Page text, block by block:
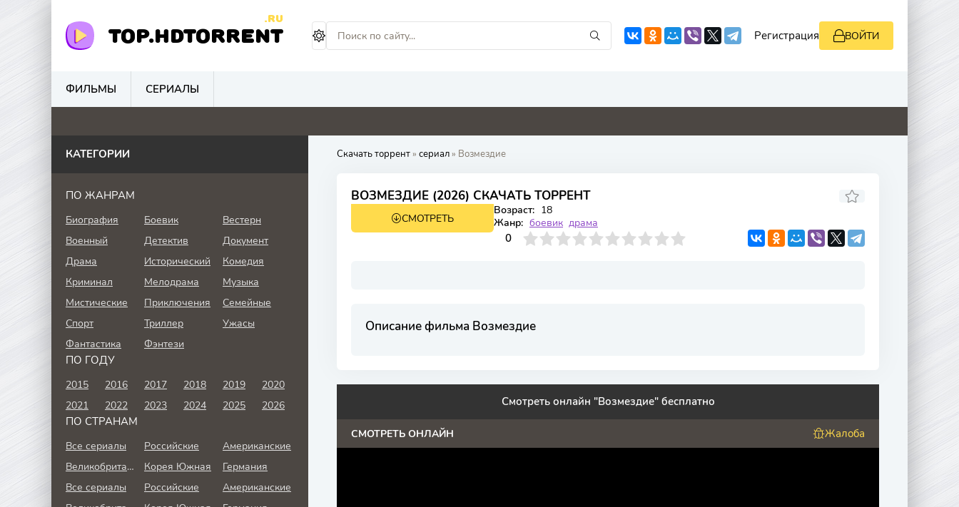
TOP.HDTORRENT
.RU
Регистрация ВОЙТИ
ФИЛЬМЫ СЕРИАЛЫ
0 3.4 0 0 0 4.1 4.8 5.2 0 5.1 0
Скачать торрент» сериал» Возмездие
ВОЗМЕЗДИЕ (2026) СКАЧАТЬ ТОРРЕНТ
1 сезон 7 серияСМОТРЕТЬ
Возраст: 18
Жанр: боевик драма
0
4 6 7 8 9 10
Описание фильма Возмездие
Смотреть онлайн "Возмездие" бесплатно
СМОТРЕТЬ ОНЛАЙН Жалоба
КАТЕГОРИИ
ПО ЖАНРАМ
Биография Боевик
Вестерн
Военный
Детектив
Документ
Драма
Исторический
Комедия
Криминал
Мелодрама
Музыка
Мистические
Приключения
Семейные
Спорт
Триллер
Ужасы
Фантастика
Фэнтези
ПО ГОДУ
2015 2016 2017 2018 2019
2020
2021
2022 2023 2024 2025 2026
ПО СТРАНАМ
Все сериалы Российские
Американские
Великобритания
Корея Южная
Германия
Все сериалы
Российские
Американские